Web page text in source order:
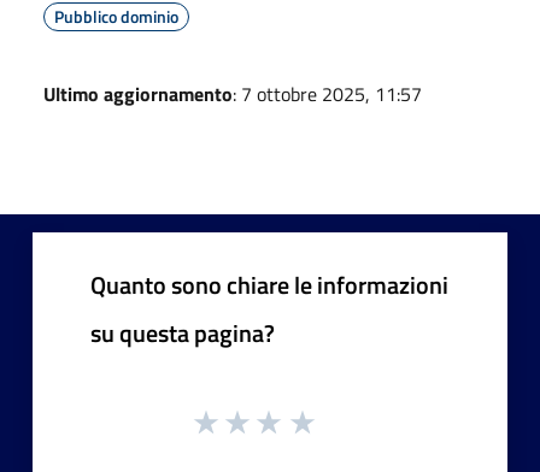
Pubblico dominio
Ultimo aggiornamento: 7 ottobre 2025, 11:57
Quanto sono chiare le informazioni
su questa pagina?